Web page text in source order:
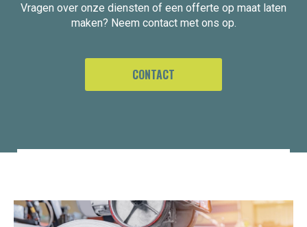
Vragen over onze diensten of een offerte op maat laten
maken? Neem contact met ons op.
CONTACT